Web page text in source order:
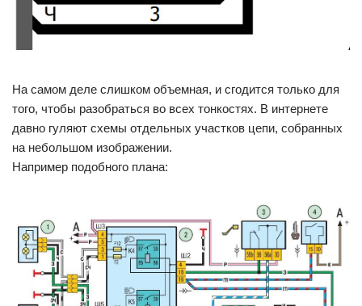
На самом деле слишком объемная, и сгодится только для
того, чтобы разобраться во всех тонкостях. В интернете
давно гуляют схемы отдельных участков цепи, собранных
на небольшом изображении.
Например подобного плана: